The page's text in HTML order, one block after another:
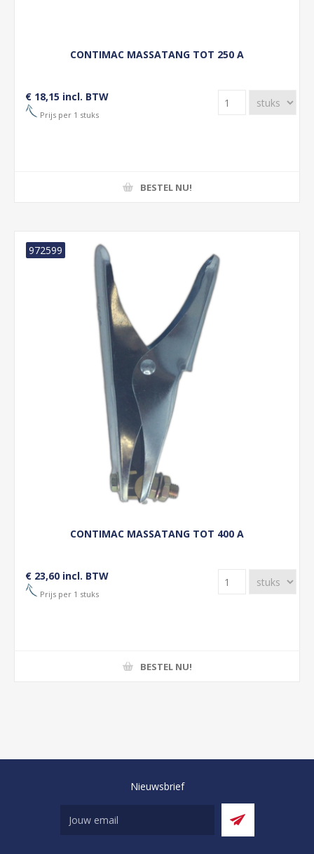
CONTIMAC MASSATANG TOT 250 A
€ 18,15 incl. BTW
Prijs per 1 stuks
BESTEL NU!
CONTIMAC MASSATANG TOT 400 A
972599
€ 23,60 incl. BTW
Prijs per 1 stuks
BESTEL NU!
Nieuwsbrief